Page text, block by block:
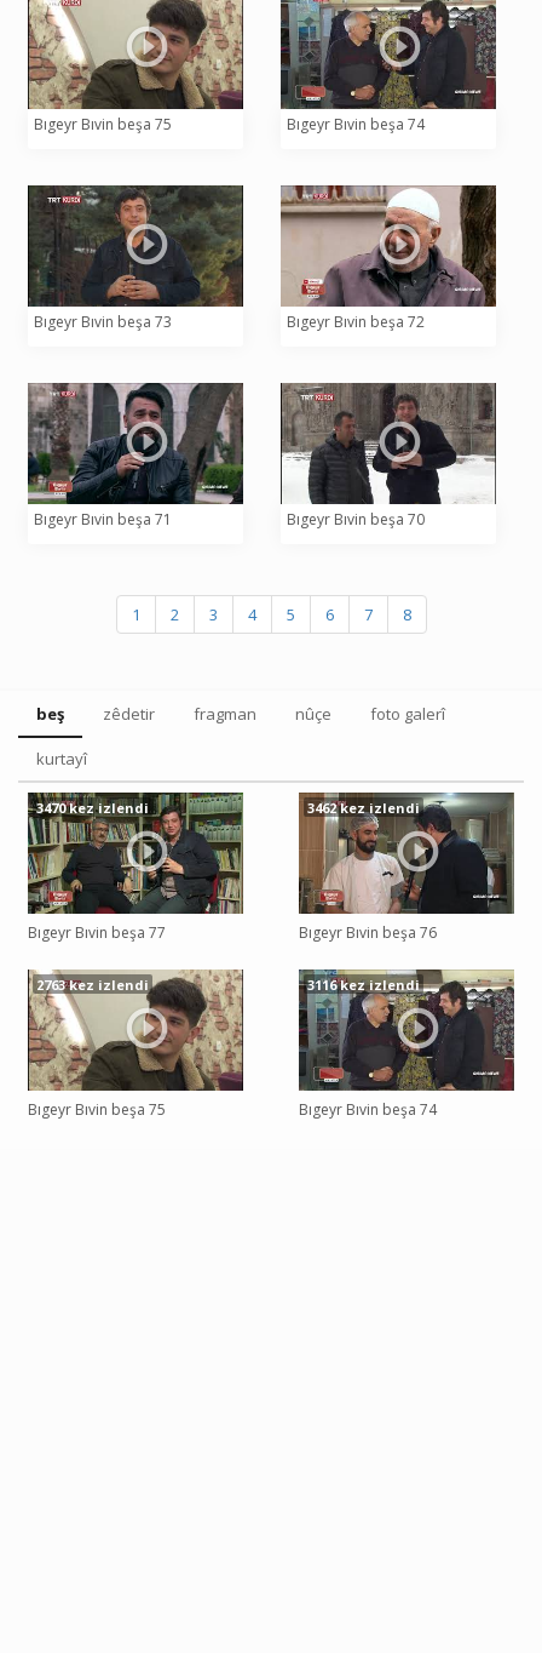
Bıgeyr Bıvin beşa 75 Bıgeyr Bıvin beşa 74
Bıgeyr Bıvin beşa 73 Bıgeyr Bıvin beşa 72
Bıgeyr Bıvin beşa 71 Bıgeyr Bıvin beşa 70
1 2 3 4 5 6 7 8
beş zêdetir fragman nûçe foto galerî
kurtayî
Bıgeyr Bıvin beşa 77
3470 kez izlendi
Bıgeyr Bıvin beşa 76
3462 kez izlendi
Bıgeyr Bıvin beşa 75
2763 kez izlendi
Bıgeyr Bıvin beşa 74
3116 kez izlendi